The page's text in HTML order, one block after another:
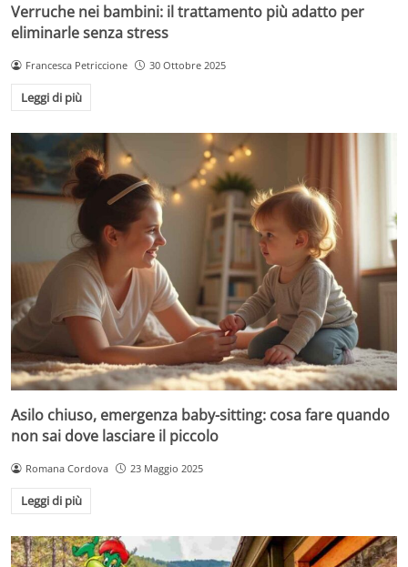
Verruche nei bambini: il trattamento più adatto per
eliminarle senza stress
Francesca Petriccione 30 Ottobre 2025
Leggi di più
Asilo chiuso, emergenza baby-sitting: cosa fare quando
non sai dove lasciare il piccolo
Romana Cordova 23 Maggio 2025
Leggi di più